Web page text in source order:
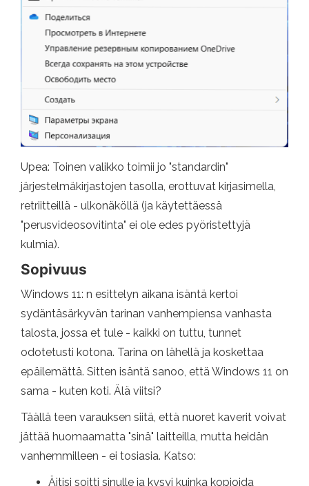
Upea: Toinen valikko toimii jo "standardin"
järjestelmäkirjastojen tasolla, erottuvat kirjasimella,
retriitteillä - ulkonäköllä (ja käytettäessä
"perusvideosovitinta" ei ole edes pyöristettyjä
kulmia).
Sopivuus
Windows 11: n esittelyn aikana isäntä kertoi
sydäntäsärkyvän tarinan vanhempiensa vanhasta
talosta, jossa et tule - kaikki on tuttu, tunnet
odotetusti kotona. Tarina on lähellä ja koskettaa
epäilemättä. Sitten isäntä sanoo, että Windows 11 on
sama - kuten koti. Älä viitsi?
Täällä teen varauksen siitä, että nuoret kaverit voivat
jättää huomaamatta "sinä" laitteilla, mutta heidän
vanhemmilleen - ei tosiasia. Katso:
Äitisi soitti sinulle ja kysyi kuinka kopioida